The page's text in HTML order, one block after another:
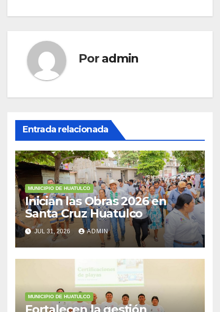
Por admin
Entrada relacionada
MUNICIPIO DE HUATULCO
Inician las Obras 2026 en
Santa Cruz Huatulco
JUL 31, 2026 ADMIN
MUNICIPIO DE HUATULCO
Fortalecen la gestión